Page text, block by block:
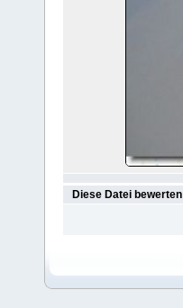
Diese Datei bewerten